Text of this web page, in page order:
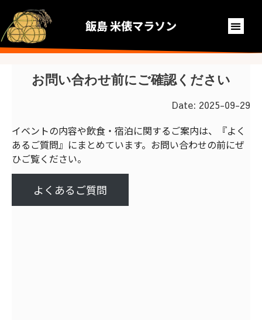
飯島 米俵マラソン
お問い合わせ前にご確認ください
Date: 2025-09-29
イベントの内容や飲食・宿泊に関するご案内は、『よく
あるご質問』にまとめています。お問い合わせの前にぜ
ひご覧ください。
よくあるご質問